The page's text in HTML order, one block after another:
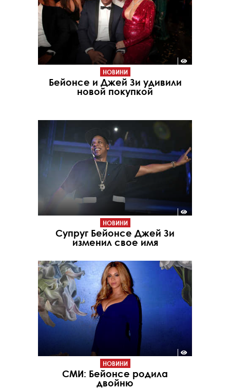
НОВИНИ
Бейонсе и Джей Зи удивили
новой покупкой
НОВИНИ
Супруг Бейонсе Джей Зи
изменил свое имя
НОВИНИ
СМИ: Бейонсе родила
двойню